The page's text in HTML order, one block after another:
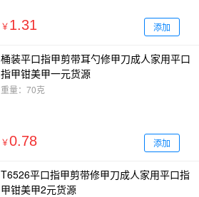
￥ 1.31 添加
桶装平口指甲剪带耳勺修甲刀成人家用平口
指甲钳美甲一元货源
重量：70克
￥0.78 添加
T6526平口指甲剪带修甲刀成人家用平口指
甲钳美甲2元货源